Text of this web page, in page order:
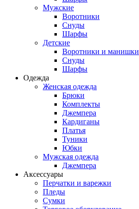
Мужские
Воротники
Снуды
Шарфы
Детские
Воротники и манишки
Снуды
Шарфы
Одежда
Женская одежда
Брюки
Комплекты
Джемпера
Кардиганы
Платья
Туники
Юбки
Мужская одежда
Джемпера
Аксессуары
Перчатки и варежки
Пледы
Сумки